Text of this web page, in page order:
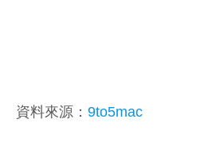
資料來源： 9to5mac